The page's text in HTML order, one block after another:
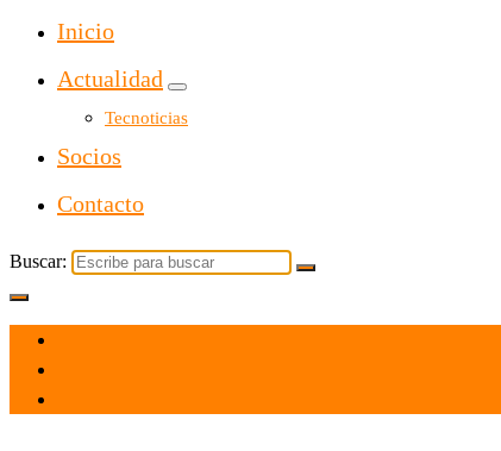
Yacal micro hosting
Inicio
Actualidad
Tecnoticias
Socios
Contacto
Buscar: